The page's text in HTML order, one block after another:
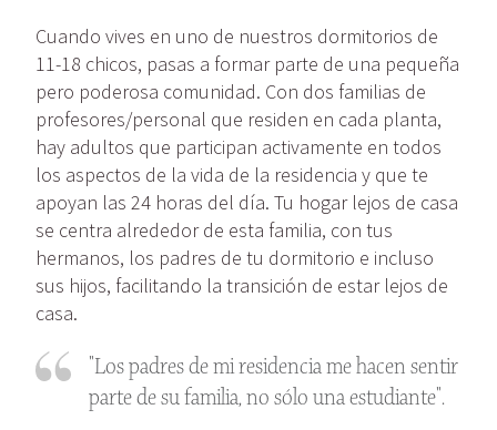
Cuando vives en uno de nuestros dormitorios de
11-18 chicos, pasas a formar parte de una pequeña
pero poderosa comunidad. Con dos familias de
profesores/personal que residen en cada planta,
hay adultos que participan activamente en todos
los aspectos de la vida de la residencia y que te
apoyan las 24 horas del día. Tu hogar lejos de casa
se centra alrededor de esta familia, con tus
hermanos, los padres de tu dormitorio e incluso
sus hijos, facilitando la transición de estar lejos de
casa.
"Los padres de mi residencia me hacen sentir
parte de su familia, no sólo una estudiante".